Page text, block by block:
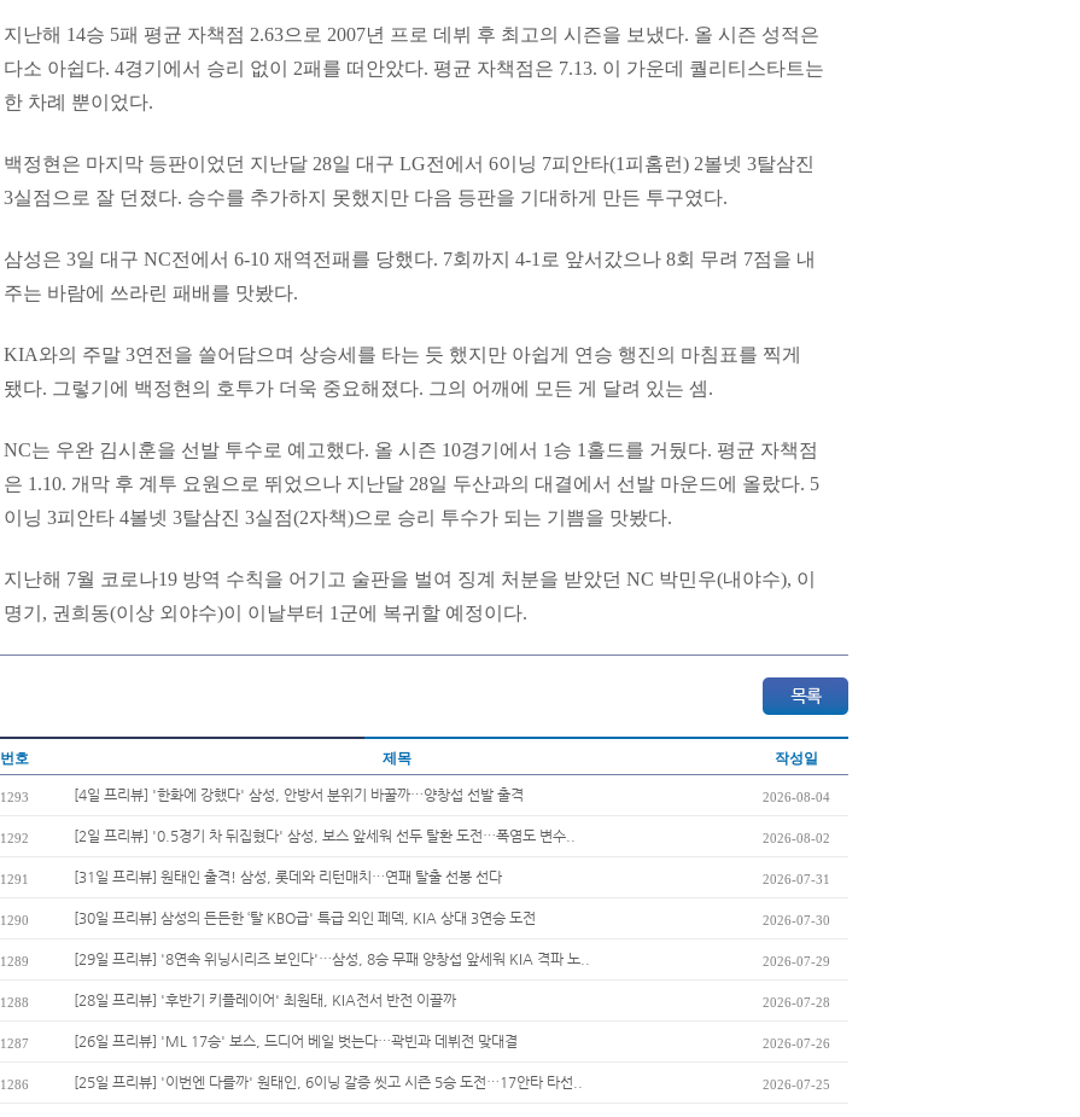
지난해 14승 5패 평균 자책점 2.63으로 2007년 프로 데뷔 후 최고의 시즌을 보냈다. 올 시즌 성적은
다소 아쉽다. 4경기에서 승리 없이 2패를 떠안았다. 평균 자책점은 7.13. 이 가운데 퀄리티스타트는
한 차례 뿐이었다.
백정현은 마지막 등판이었던 지난달 28일 대구 LG전에서 6이닝 7피안타(1피홈런) 2볼넷 3탈삼진
3실점으로 잘 던졌다. 승수를 추가하지 못했지만 다음 등판을 기대하게 만든 투구였다.
삼성은 3일 대구 NC전에서 6-10 재역전패를 당했다. 7회까지 4-1로 앞서갔으나 8회 무려 7점을 내
주는 바람에 쓰라린 패배를 맛봤다.
KIA와의 주말 3연전을 쓸어담으며 상승세를 타는 듯 했지만 아쉽게 연승 행진의 마침표를 찍게
됐다. 그렇기에 백정현의 호투가 더욱 중요해졌다. 그의 어깨에 모든 게 달려 있는 셈.
NC는 우완 김시훈을 선발 투수로 예고했다. 올 시즌 10경기에서 1승 1홀드를 거뒀다. 평균 자책점
은 1.10. 개막 후 계투 요원으로 뛰었으나 지난달 28일 두산과의 대결에서 선발 마운드에 올랐다. 5
이닝 3피안타 4볼넷 3탈삼진 3실점(2자책)으로 승리 투수가 되는 기쁨을 맛봤다.
지난해 7월 코로나19 방역 수칙을 어기고 술판을 벌여 징계 처분을 받았던 NC 박민우(내야수), 이
명기, 권희동(이상 외야수)이 이날부터 1군에 복귀할 예정이다.
번호 제목 작성일
1293 [4일 프리뷰] '한화에 강했다' 삼성, 안방서 분위기 바꿀까…양창섭 선발 출격 2026-08-04
1292 [2일 프리뷰] '0.5경기 차 뒤집혔다' 삼성, 보스 앞세워 선두 탈환 도전…폭염도 변수.. 2026-08-02
1291 [31일 프리뷰] 원태인 출격! 삼성, 롯데와 리턴매치…연패 탈출 선봉 선다 2026-07-31
1290 [30일 프리뷰] 삼성의 든든한 ‘탈 KBO급' 특급 외인 페덱, KIA 상대 3연승 도전 2026-07-30
1289 [29일 프리뷰] '8연속 위닝시리즈 보인다'…삼성, 8승 무패 양창섭 앞세워 KIA 격파 노.. 2026-07-29
1288 [28일 프리뷰] '후반기 키플레이어' 최원태, KIA전서 반전 이끌까 2026-07-28
1287 [26일 프리뷰] 'ML 17승' 보스, 드디어 베일 벗는다…곽빈과 데뷔전 맞대결 2026-07-26
1286 [25일 프리뷰] '이번엔 다를까' 원태인, 6이닝 갈증 씻고 시즌 5승 도전…17안타 타선.. 2026-07-25